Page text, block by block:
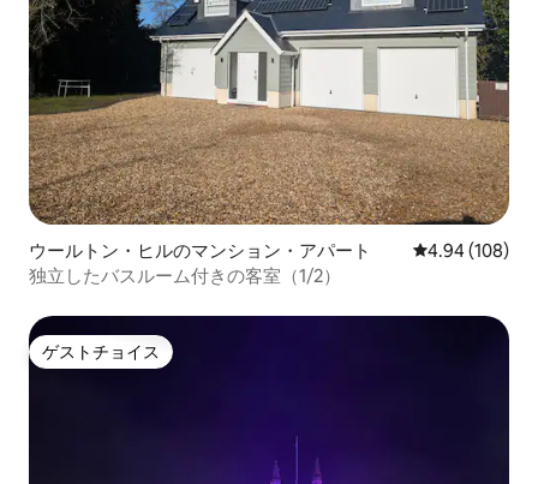
ウールトン・ヒルのマンション・アパート レビュー108
4.94 (108)
独立したバスルーム付きの客室（1/2）
ゲストチョイス
ゲストチョイス